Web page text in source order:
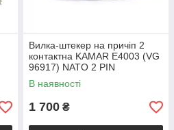
Вилка-штекер на причіп 2
контактна KAMAR E4003 (VG
96917) NATO 2 PIN
В наявності
1 700 ₴